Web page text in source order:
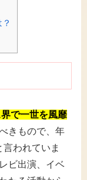
で一世を風靡
きもので、年
われていま
ビ出演、イベ